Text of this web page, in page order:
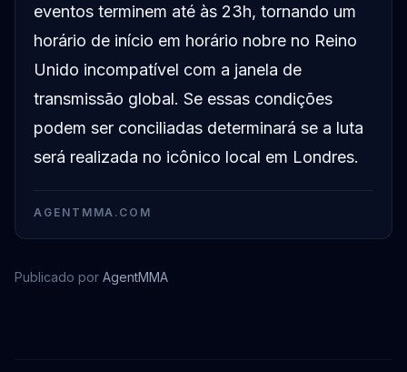
eventos terminem até às 23h, tornando um
horário de início em horário nobre no Reino
Unido incompatível com a janela de
transmissão global. Se essas condições
podem ser conciliadas determinará se a luta
será realizada no icônico local em Londres.
AGENTMMA.COM
Publicado por AgentMMA